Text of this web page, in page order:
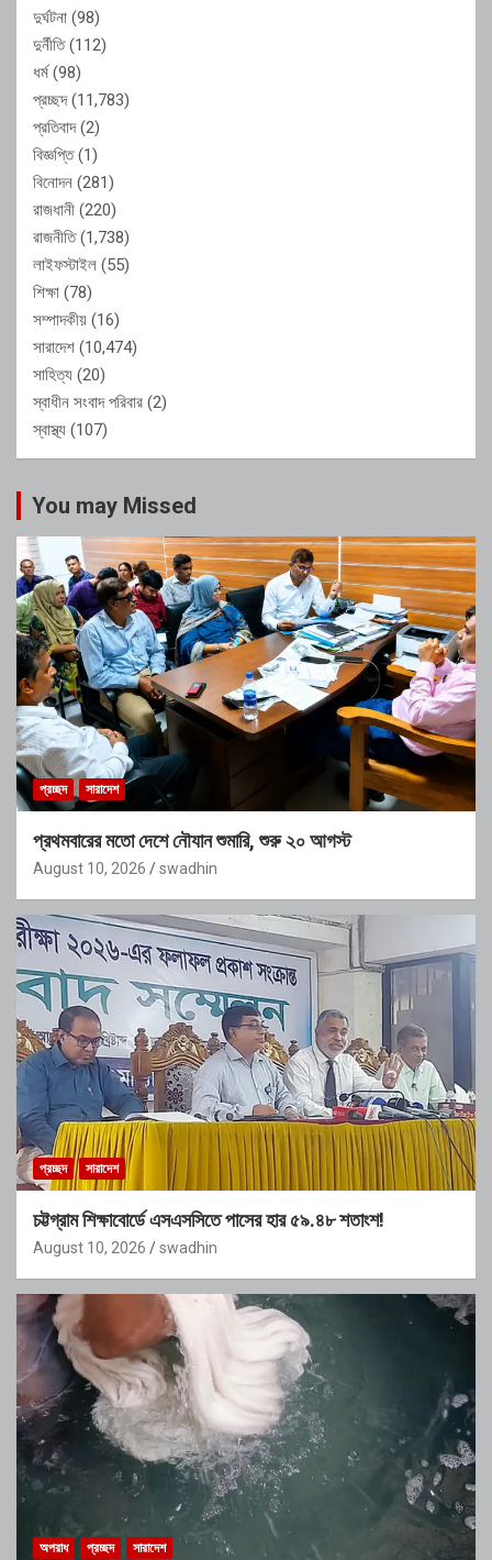
দুর্ঘটনা (98)
দুর্নীতি(112)
ধর্ম(98)
প্রচ্ছদ(11,783)
প্রতিবাদ(2)
বিজ্ঞপ্তি(1)
বিনোদন (281)
রাজধানী (220)
রাজনীতি(1,738)
লাইফস্টাইল (55)
শিক্ষা (78)
সম্পাদকীয় (16)
সারাদেশ (10,474)
সাহিত্য (20)
স্বাধীন সংবাদ পরিবার (2)
স্বাস্থ্য (107)
You may Missed
প্রচ্ছদ সারাদেশ
প্রথমবারের মতো দেশে নৌযান শুমারি, শুরু ২০ আগস্ট
August 10, 2026 swadhin
প্রচ্ছদ সারাদেশ
চট্টগ্রাম শিক্ষাবোর্ডে এসএসসিতে পাসের হার ৫৯.৪৮ শতাংশ!
August 10, 2026 swadhin
অপরাধ প্রচ্ছদ সারাদেশ